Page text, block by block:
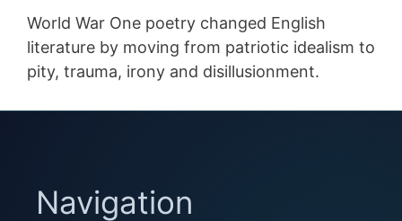
World War One poetry changed English
literature by moving from patriotic idealism to
pity, trauma, irony and disillusionment.
Navigation